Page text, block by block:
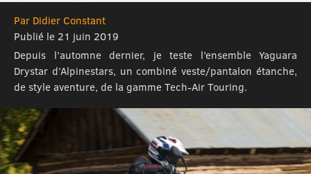
Par Didier Constant
Publié le 21 juin 2019
Depuis l’automne dernier, je teste l’ensemble Yaguara
Drystar d’Alpinestars, un combiné veste/pantalon étanche,
de style aventure, de la gamme Tech-Air Touring.